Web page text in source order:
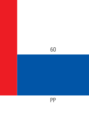
PP
60